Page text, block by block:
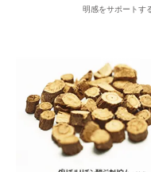
明感をサポートす